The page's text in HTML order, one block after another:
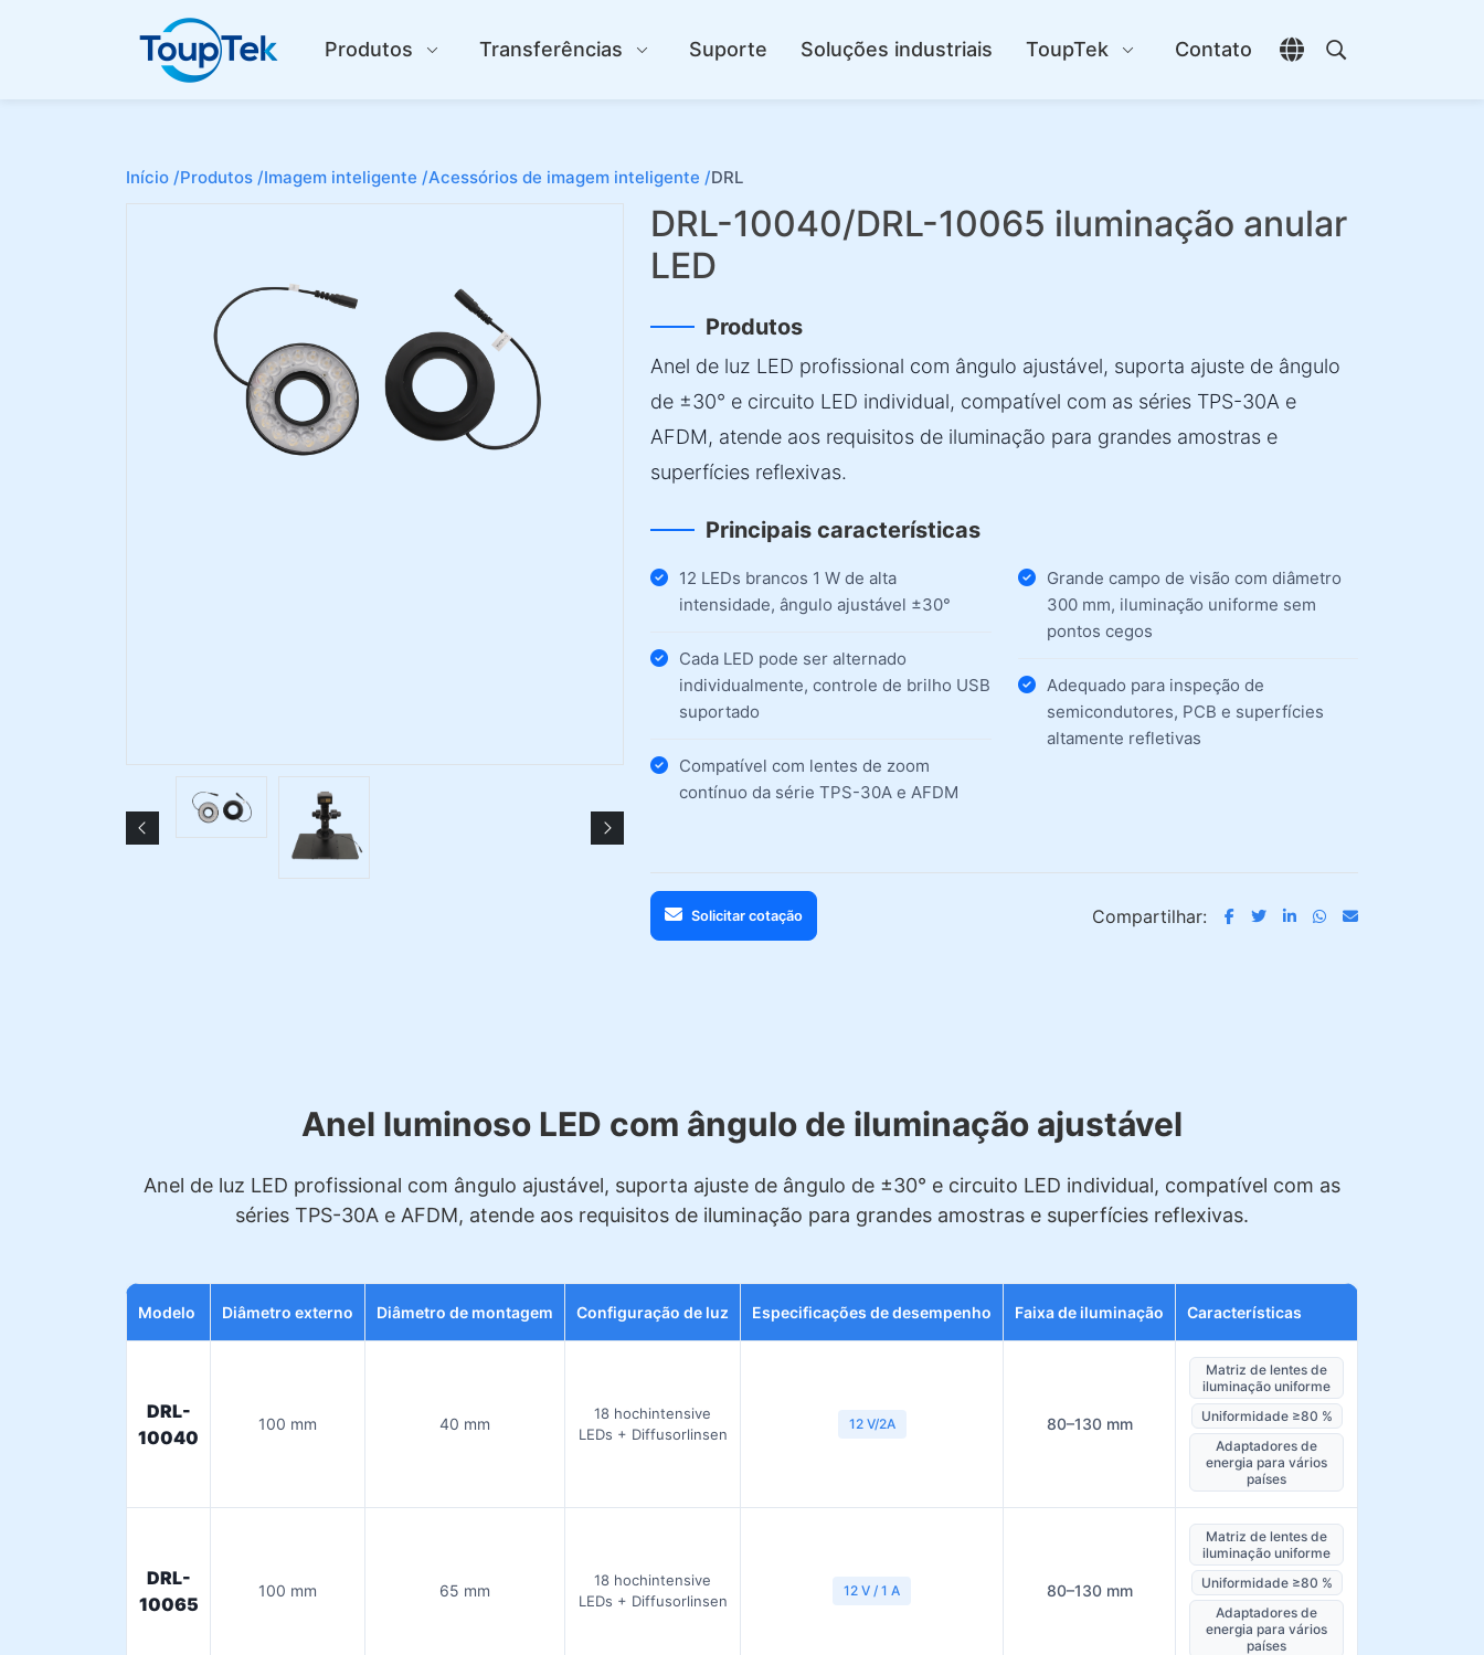
Produtos Transferências Suporte Soluções industriais ToupTek Contato
Abrir seletor de
Abrir pesquisa
Início /Produtos /Imagem inteligente /Acessórios de imagem inteligente /DRL
DRL-10040/DRL-10065 iluminação anular
LED
Produtos
Anel de luz LED profissional com ângulo ajustável, suporta ajuste de ângulo
de ±30° e circuito LED individual, compatível com as séries TPS-30A e
AFDM, atende aos requisitos de iluminação para grandes amostras e
superfícies reflexivas.
Principais características
12 LEDs brancos 1 W de alta
intensidade, ângulo ajustável ±30°
Cada LED pode ser alternado
individualmente, controle de brilho USB
suportado
Compatível com lentes de zoom
contínuo da série TPS-30A e AFDM
Grande campo de visão com diâmetro
300 mm, iluminação uniforme sem
pontos cegos
Adequado para inspeção de
semicondutores, PCB e superfícies
altamente refletivas
Solicitar cotação Compartilhar:
Anel luminoso LED com ângulo de iluminação ajustável
Anel de luz LED profissional com ângulo ajustável, suporta ajuste de ângulo de ±30° e circuito LED individual, compatível com as
séries TPS-30A e AFDM, atende aos requisitos de iluminação para grandes amostras e superfícies reflexivas.
Modelo Diâmetro externo Diâmetro de montagem Configuração de luz Especificações de desempenho Faixa de iluminação Características
DRL-
10040
100 mm 40 mm
18 hochintensive
LEDs + Diffusorlinsen
12 V/2A 80–130 mm
Matriz de lentes de
iluminação uniforme
Uniformidade ≥80 %
Adaptadores de
energia para vários
países
DRL-
10065
100 mm 65 mm
18 hochintensive
LEDs + Diffusorlinsen
12 V / 1 A 80–130 mm
Matriz de lentes de
iluminação uniforme
Uniformidade ≥80 %
Adaptadores de
energia para vários
países